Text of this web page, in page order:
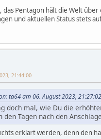
das Pentagon hält die Welt
und aktuellen Status stets
21:44:00
ta64 am 06. August 2023, 21:27:02
doch mal, wie Du die
den Tagen nach den
erklärt werden, denn den